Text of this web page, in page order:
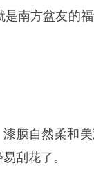
南方盆友的
膜自然柔和
刮花了。